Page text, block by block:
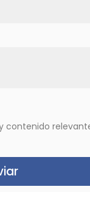
contenido